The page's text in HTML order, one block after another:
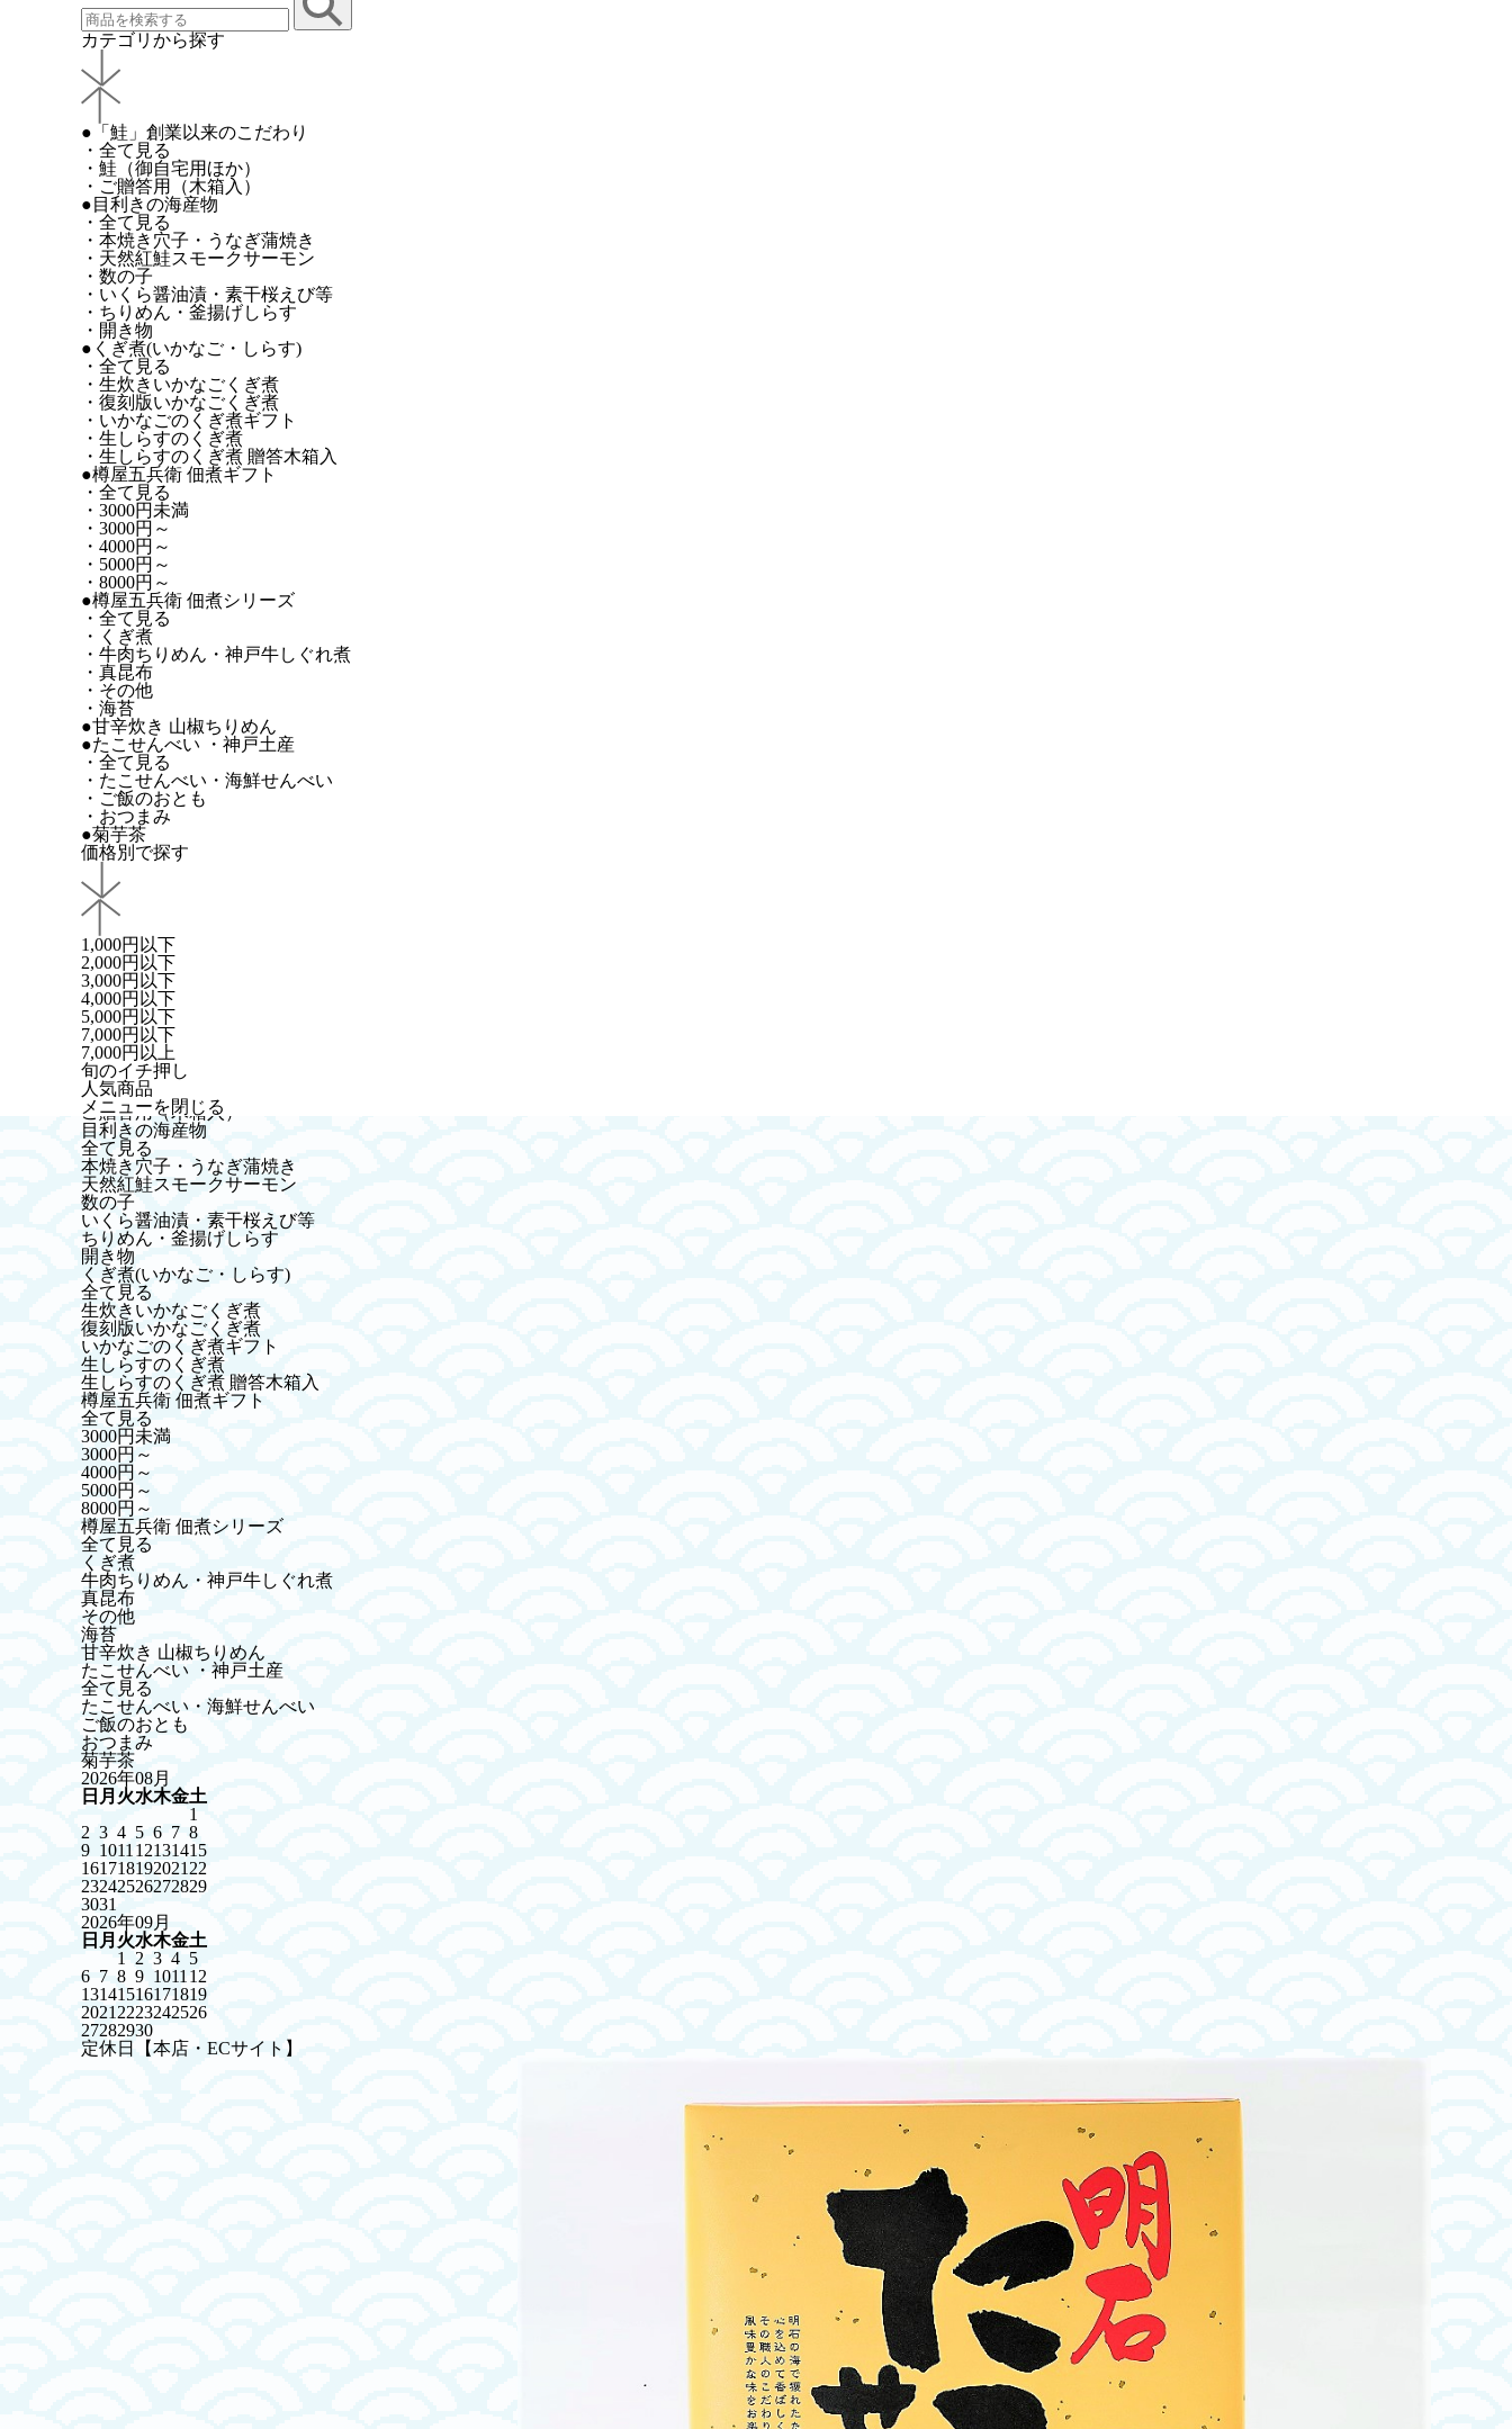
カテゴリから探す
●「鮭」創業以来のこだわり
・全て見る
・鮭（御自宅用ほか）
・ご贈答用（木箱入）
●目利きの海産物
・全て見る
・本焼き穴子・うなぎ蒲焼き
・天然紅鮭スモークサーモン
・数の子
・いくら醤油漬・素干桜えび等
・ちりめん・釜揚げしらす
・開き物
●くぎ煮(いかなご・しらす)
・全て見る
・生炊きいかなごくぎ煮
・復刻版いかなごくぎ煮
・いかなごのくぎ煮ギフト
・生しらすのくぎ煮
・生しらすのくぎ煮 贈答木箱入
●樽屋五兵衛 佃煮ギフト
・全て見る
・3000円未満
・3000円～
・4000円～
・5000円～
・8000円～
●樽屋五兵衛 佃煮シリーズ
・全て見る
・くぎ煮
・牛肉ちりめん・神戸牛しぐれ煮
・真昆布
・その他
・海苔
●甘辛炊き 山椒ちりめん
●たこせんべい ・神戸土産
・全て見る
・たこせんべい・海鮮せんべい
・ご飯のおとも
・おつまみ
●菊芋茶
価格別で探す
1,000円以下
2,000円以下
3,000円以下
4,000円以下
5,000円以下
7,000円以下
7,000円以上
旬のイチ押し
人気商品
メニューを閉じる
HOMEたこせんべい ・神戸土産
カテゴリから探す
「鮭」創業以来のこだわり
全て見る
鮭（御自宅用ほか）
ご贈答用（木箱入）
目利きの海産物
全て見る
本焼き穴子・うなぎ蒲焼き
天然紅鮭スモークサーモン
数の子
いくら醤油漬・素干桜えび等
ちりめん・釜揚げしらす
開き物
くぎ煮(いかなご・しらす)
全て見る
生炊きいかなごくぎ煮
復刻版いかなごくぎ煮
いかなごのくぎ煮ギフト
生しらすのくぎ煮
生しらすのくぎ煮 贈答木箱入
樽屋五兵衛 佃煮ギフト
全て見る
3000円未満
3000円～
4000円～
5000円～
8000円～
樽屋五兵衛 佃煮シリーズ
全て見る
くぎ煮
牛肉ちりめん・神戸牛しぐれ煮
真昆布
その他
海苔
甘辛炊き 山椒ちりめん
たこせんべい ・神戸土産
全て見る
たこせんべい・海鮮せんべい
ご飯のおとも
おつまみ
菊芋茶
2026年08月
日 月 火水木金土
1
2 3 4 5 6 7 8
9 1011 12131415
161718192021 22
23242526272829
3031
2026年09月
日 月 火水木金土
1
2 3 4 5
6 7 8 9 1011 12
13141516171819
2021 2223242526
27282930
定休日【本店・ECサイト】